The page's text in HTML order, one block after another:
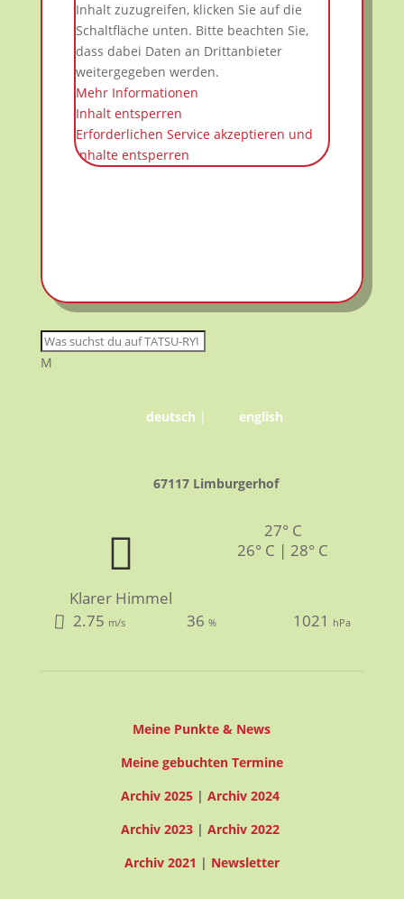
Inhalt zuzugreifen, klicken Sie auf die
Schaltfläche unten. Bitte beachten Sie,
dass dabei Daten an Drittanbieter
weitergegeben werden.
Mehr Informationen
Inhalt entsperren
Erforderlichen Service akzeptieren und
Inhalte entsperren
M
deutsch | english
67117 Limburgerhof
Klarer Himmel
27° C
26° C | 28° C
2.75 m/s 36% 1021 hPa
Meine Punkte & News
Meine gebuchten Termine
Archiv 2025| Archiv 2024
Archiv 2023| Archiv 2022
Archiv 2021 | Newsletter